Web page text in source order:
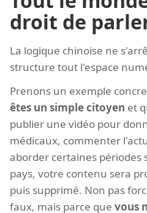
droit de
La logique chinoise ne
structure tout l'espace
Prenons un exemple
êtes un simple citoyen et
publier une vidéo pour
médicaux, commenter
aborder certaines périodes
pays, votre contenu sera
puis supprimé. Non pas
faux, mais parce que vous